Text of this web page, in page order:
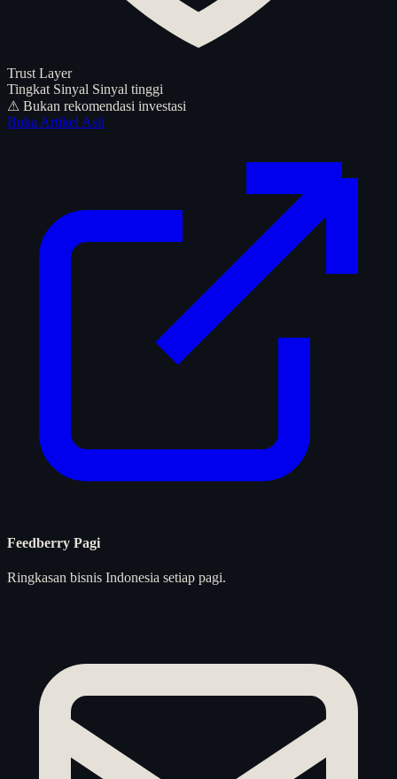
Trust Layer
Tingkat Sinyal Sinyal tinggi
⚠ Bukan rekomendasi investasi
Buka Artikel Asli
Feedberry Pagi
Ringkasan bisnis Indonesia setiap pagi.